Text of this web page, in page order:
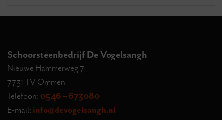
Schoorsteenbedrijf De Vogelsangh
Nieuwe Hammerweg 7
7731 TV Ommen
Telefoon: 0546 – 673080
E-mail: info@devogelsangh.nl